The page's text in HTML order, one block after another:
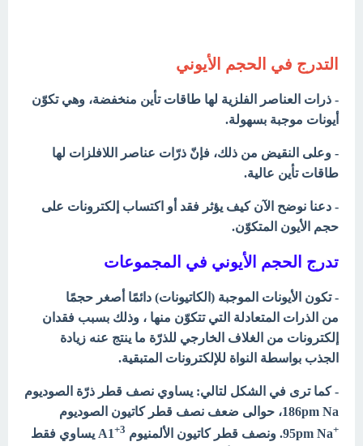
التدرج في الحجم الأيوني
- ذرات العناصر الفلزية لها طاقات تأين منخفضة، وهي تكوّن
أيونات موجبة بسهولة.
- وعلى النقيض من ذلك، فإنّ ذرّات عناصر اللافلزات لها
طاقات تأين عالية.
- دعنا نوضح الآن كيف يؤثر فقد أو اكتساب إلكترونات على
حجم الأيون المتكوّن.
تدرج الحجم الأيوني في المجموعات
- تكون الأيونات الموجبة (الكاتيونات) دائمًا أصغر حجمًا
من الذرات المتعادلة التي تتكوّن منها ، وذلك بسبب فقدان
إلكترونات من الغلاف الخارجي للذرّة ما ينتج عنه زيادة
الجذب بواسطة النواة للإلكترونات المتبقية.
- كما ترى في الشكل لتالي: يساوي نصف قطر ذرّة الصوديوم
186pm Na ، حوالی ضعف نصف قطر كاتيون الصوديوم
+
95pm Na . ونصف قطر كاتيون الألمنيوم 3+ A1 يساوي فقط